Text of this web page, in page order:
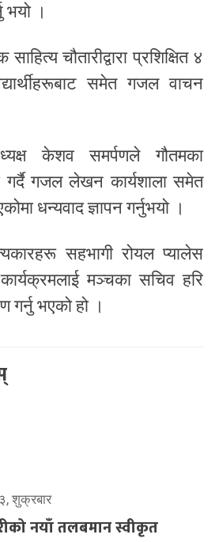
भयो ।
चौतारीद्वारा प्रशिक्षित ४
समेत गजल वाचन
केशव समर्पणले गौतमका
गजल लेखन कार्यशाला समेत
धन्यवाद ज्ञापन गर्नुभयो ।
सहभागी रोयल प्यालेस
मञ्चका सचिव हरि
भएको हो ।
शुक्रबार
नयाँ तलबमान स्वीकृत